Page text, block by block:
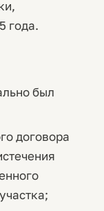
года.
был
договора